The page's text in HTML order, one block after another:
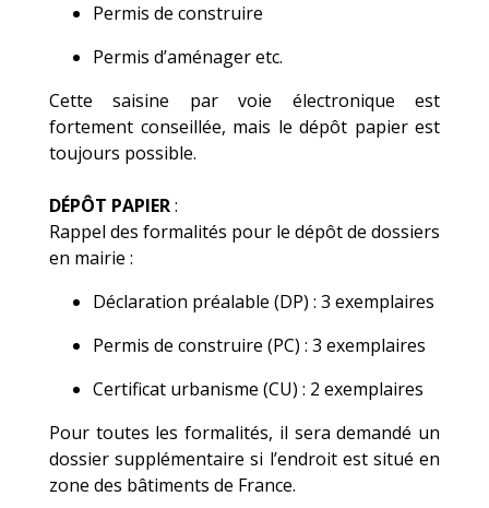
Permis de construire
Permis d’aménager etc.
Cette saisine par voie électronique est
fortement conseillée, mais le dépôt papier est
toujours possible.
DÉPÔT PAPIER:
Rappel des formalités pour le dépôt de dossiers
en mairie :
Déclaration préalable (DP) : 3 exemplaires
Permis de construire (PC) : 3 exemplaires
Certificat urbanisme (CU) : 2 exemplaires
Pour toutes les formalités, il sera demandé un
dossier supplémentaire si l’endroit est situé en
zone des bâtiments de France.